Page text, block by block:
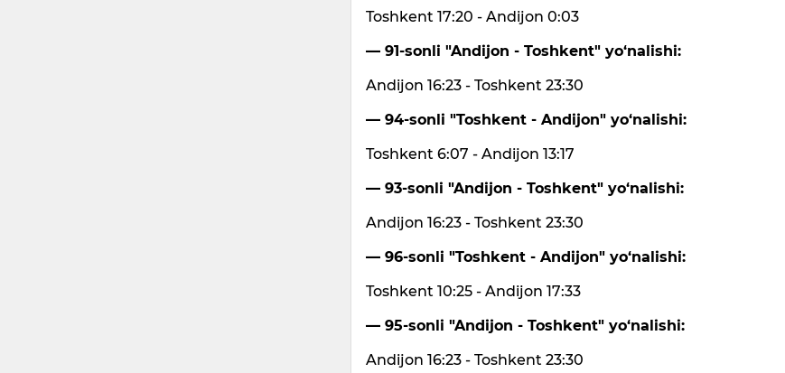
Toshkent 17:20 - Andijon 0:03
— 91-sonli "Andijon - Toshkent" yo‘nalishi:
Andijon 16:23 - Toshkent 23:30
— 94-sonli "Toshkent - Andijon" yo‘nalishi:
Toshkent 6:07 - Andijon 13:17
— 93-sonli "Andijon - Toshkent" yo‘nalishi:
Andijon 16:23 - Toshkent 23:30
— 96-sonli "Toshkent - Andijon" yo‘nalishi:
Toshkent 10:25 - Andijon 17:33
— 95-sonli "Andijon - Toshkent" yo‘nalishi:
Andijon 16:23 - Toshkent 23:30